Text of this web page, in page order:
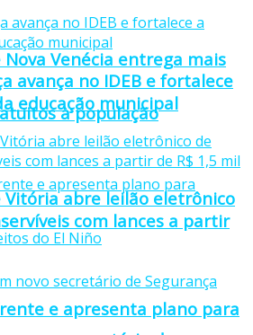
Venécia entrega mais
à população
e apresenta plano para
avança no IDEB e fortalece
educação municipal
abre leilão eletrônico
com lances a partir